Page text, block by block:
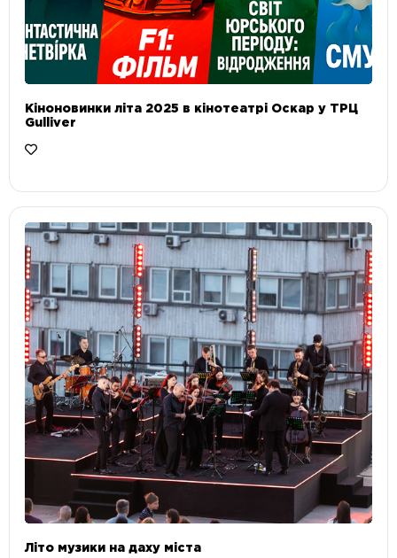
Кіноновинки літа 2025 в кінотеатрі Оскар у ТРЦ
Gulliver
Літо музики на даху міста